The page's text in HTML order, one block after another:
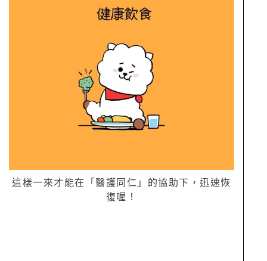
這樣一來才能在「醫護同仁」的協助下，迅速恢
復喔！